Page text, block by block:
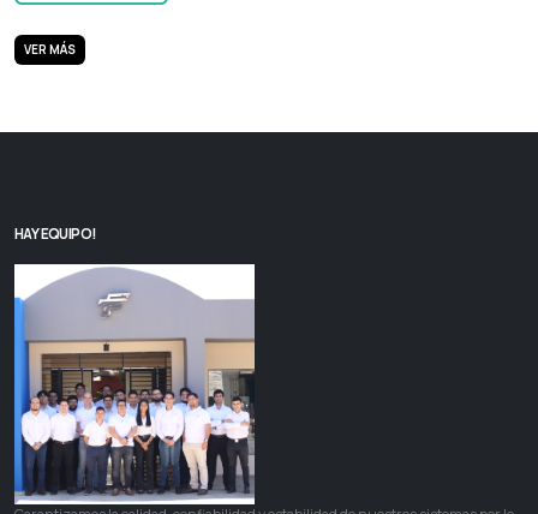
VER MÁS
HAY EQUIPO!